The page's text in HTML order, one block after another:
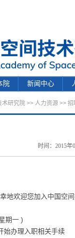
院 新闻中心
术研究院 >> 人力资源 >> 招
时间：2015年
地欢迎您加入中国空
期一 )
始办理入职相关手续